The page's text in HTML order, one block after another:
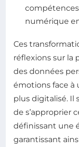
numérique
Ces
réflexions sur la
des données
émotions face à
plus digitalisé. Il
de s’approprier
définissant une
garantissant